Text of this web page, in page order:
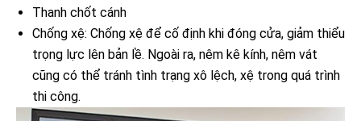
Thanh chốt cánh
Chống xệ: Chống xệ để cố định khi đóng cửa, giảm thiểu
trọng lực lên bản lề. Ngoài ra, nêm kê kính, nêm vát
cũng có thể tránh tình trạng xô lệch, xệ trong quá trình
thi công.